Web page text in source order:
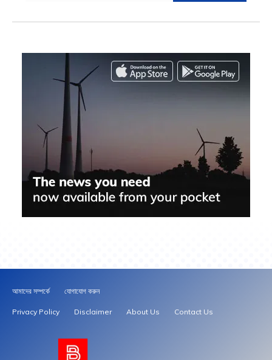
আমাদের সম্পর্কে যোগাযোগ করুন
Privacy Policy Disclaimer About Us Contact Us